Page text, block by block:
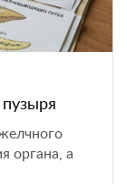
органа, а